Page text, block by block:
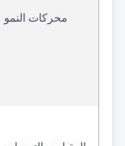
محركات النمو